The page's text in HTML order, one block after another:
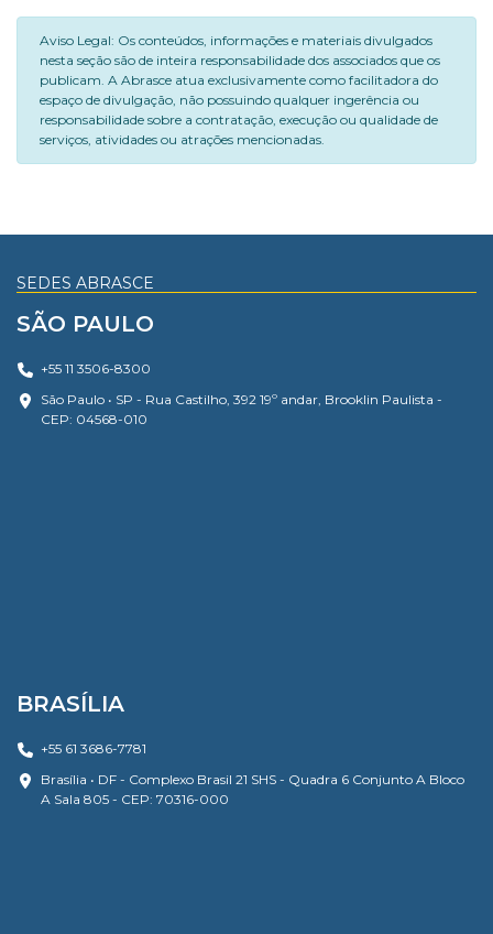
Aviso Legal: Os conteúdos, informações e materiais divulgados
nesta seção são de inteira responsabilidade dos associados que os
publicam. A Abrasce atua exclusivamente como facilitadora do
espaço de divulgação, não possuindo qualquer ingerência ou
responsabilidade sobre a contratação, execução ou qualidade de
serviços, atividades ou atrações mencionadas.
SEDES ABRASCE
SÃO PAULO
+55 11 3506-8300
São Paulo • SP - Rua Castilho, 392 19º andar, Brooklin Paulista -
CEP: 04568-010
BRASÍLIA
+55 61 3686-7781
Brasília • DF - Complexo Brasil 21 SHS - Quadra 6 Conjunto A Bloco
A Sala 805 - CEP: 70316-000